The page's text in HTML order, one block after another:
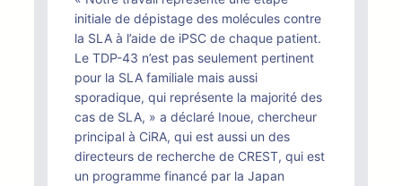
initiale de dépistage des molécules contre
la SLA à l’aide de iPSC de chaque patient.
Le TDP-43 n’est pas seulement pertinent
pour la SLA familiale mais aussi
sporadique, qui représente la majorité des
cas de SLA, » a déclaré Inoue, chercheur
principal à CiRA, qui est aussi un des
directeurs de recherche de CREST, qui est
un programme financé par la Japan